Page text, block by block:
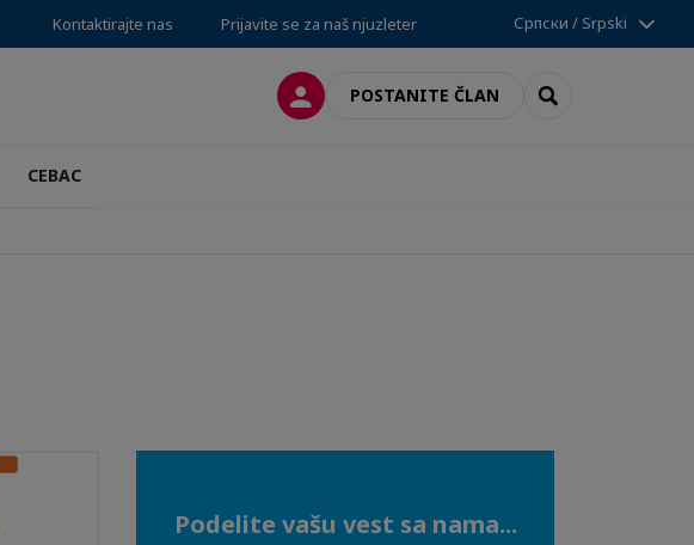
Kontaktirajte nas Prijavite se za naš njuzleter Српски / Srpski
PRIJAVAPOSTANITE ČLAN SEARCH
CEBAC
Podelite vašu vest sa nama...